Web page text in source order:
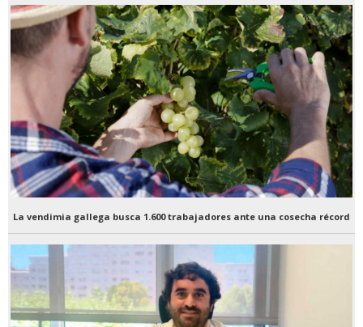
La vendimia gallega busca 1.600 trabajadores ante una cosecha récord